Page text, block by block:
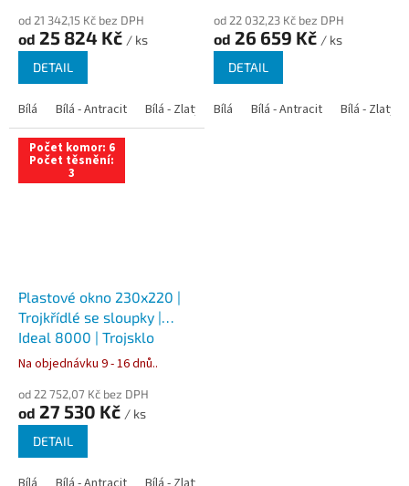
od 21 342,15 Kč bez DPH
od 25 824 Kč / ks
DETAIL
Bílá Bílá - Antracit Bílá - Zlatý dub Bílá - Tmavý dub Bílá -
od 22 032,23 Kč bez DPH
od 26 659 Kč / ks
DETAIL
Bílá Bílá - Antracit Bílá - Zlatý
Počet komor: 6
Počet těsnění:
3
Plastové okno 230x220 |
Trojkřídlé se sloupky |
Ideal 8000 | Trojsklo
Na objednávku 9 - 16 dnů..
od 22 752,07 Kč bez DPH
od 27 530 Kč / ks
DETAIL